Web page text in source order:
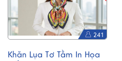
241
Khăn Lụa Tơ Tằm In Họa